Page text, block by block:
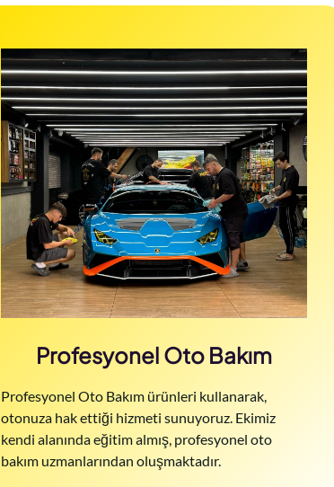
Profesyonel Oto Bakım
Profesyonel Oto Bakım ürünleri kullanarak,
otonuza hak ettiği hizmeti sunuyoruz. Ekimiz
kendi alanında eğitim almış, profesyonel oto
bakım uzmanlarından oluşmaktadır.